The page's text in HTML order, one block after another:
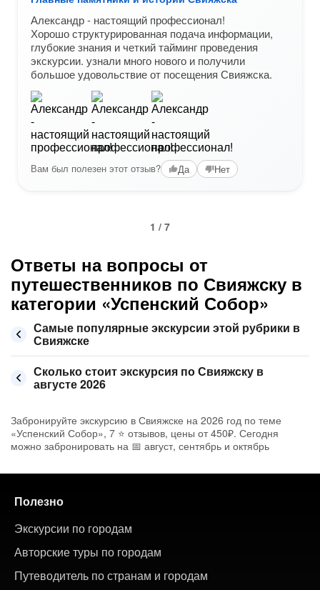
Александр - настоящий профессионал!
Хорошо структурированная подача информации,
глубокие знания и четкий тайминг проведения
экскурсии. узнали много нового и получили
большое удовольствие от посещения Свияжска.
Вам был полезен этот отзыв? Да Нет
1 / 7
Ответы на вопросы от
путешественников по Свияжску в
категории «Успенский Собор»
Самые популярные экскурсии этой рубрики в
Свияжске
Сколько стоит экскурсия по Свияжску в
августе 2026
Забронируйте экскурсию в Свияжске на 2026 год по теме
«Успенский Собор», 7 ⭐ отзывов, цены от 450₽. Сегодня
можно забронировать на 📅 август, сентябрь и октябрь
Полезно
Экскурсии по городам
Авторские туры по городам
Путеводитель по странам и городам